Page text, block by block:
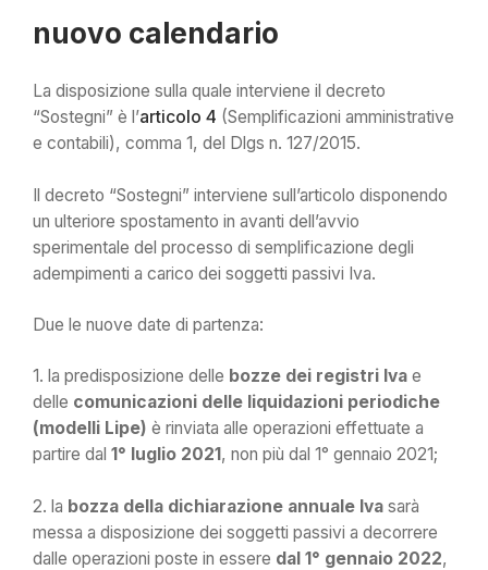
nuovo calendario
La disposizione sulla quale interviene il decreto
“Sostegni” è l’articolo 4 (Semplificazioni amministrative
e contabili), comma 1, del Dlgs n. 127/2015.
Il decreto “Sostegni” interviene sull’articolo disponendo
un ulteriore spostamento in avanti dell’avvio
sperimentale del processo di semplificazione degli
adempimenti a carico dei soggetti passivi Iva.
Due le nuove date di partenza:
1. la predisposizione delle bozze dei registri Iva e
delle comunicazioni delle liquidazioni periodiche
(modelli Lipe) è rinviata alle operazioni effettuate a
partire dal 1° luglio 2021 , non più dal 1° gennaio 2021;
2. la bozza della dichiarazione annuale Iva sarà
messa a disposizione dei soggetti passivi a decorrere
dalle operazioni poste in essere dal 1° gennaio 2022,